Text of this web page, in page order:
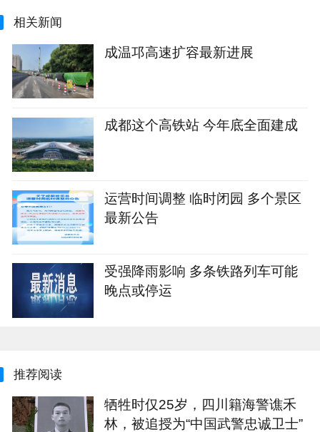
相关新闻
成温邛高速扩容最新进展
成都这个高铁站 今年底全面建成
运营时间调整 临时闭园 多个景区
最新公告
受强降雨影响 多条铁路列车可能
晚点或停运
推荐阅读
牺牲时仅25岁，四川籍海警谯禾
林，被追授为“中国武警忠诚卫士”